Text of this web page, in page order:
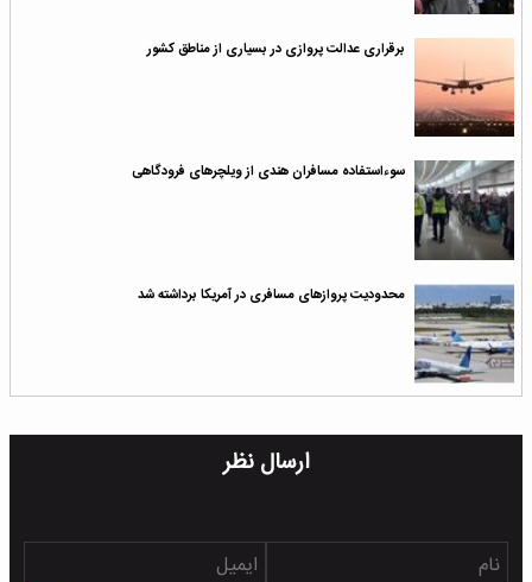
برقراری عدالت پروازی در بسیاری از مناطق کشور
سوءاستفاده مسافران هندی از ویلچرهای فرودگاهی
محدودیت پروازهای مسافری در آمریکا برداشته شد
ارسال نظر